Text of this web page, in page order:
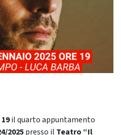
il quarto appuntamento
2025presso il Teatro “Il